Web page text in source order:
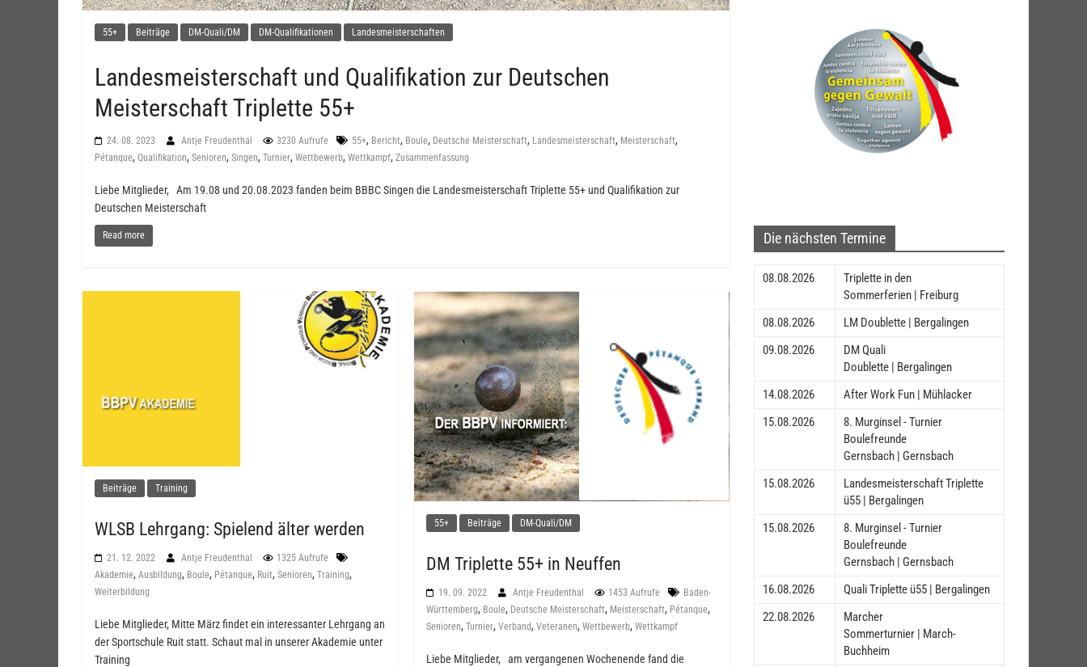
55+ Beiträge DM-Quali/DM DM-Qualifikationen Landesmeisterschaften
Landesmeisterschaft und Qualifikation zur Deutschen
Meisterschaft Triplette 55+
24. 08. 2023 Antje Freudenthal 3230 Aufrufe 55+, Bericht, Boule, Deutsche Meisterschaft, Landesmeisterschaft, Meisterschaft,
Pétanque, Qualifikation, Senioren, Singen, Turnier, Wettbewerb, Wettkampf, Zusammenfassung
Liebe Mitglieder, Am 19.08 und 20.08.2023 fanden beim BBBC Singen die Landesmeisterschaft Triplette 55+ und Qualifikation zur
Deutschen Meisterschaft
Read more
Beiträge Training
WLSB Lehrgang: Spielend älter werden
21. 12. 2022 Antje Freudenthal
1325 Aufrufe
Akademie, Ausbildung, Boule, Pétanque, Ruit, Senioren, Training,
Weiterbildung
Liebe Mitglieder, Mitte März findet ein interessanter Lehrgang an
der Sportschule Ruit statt. Schaut mal in unserer Akademie unter
Training
55+ Beiträge DM-Quali/DM
DM Triplette 55+ in Neuffen
19. 09. 2022 Antje Freudenthal 1453 Aufrufe
Baden-
Württemberg, Boule, Deutsche Meisterschaft, Meisterschaft, Pétanque,
Senioren,Turnier,Verband,Veteranen,Wettbewerb,Wettkampf
Liebe Mitglieder, am vergangenen Wochenende fand die
Die nächsten Termine
08.08.2026
Triplette in den
Sommerferien | Freiburg
08.08.2026
LM Doublette | Bergalingen
09.08.2026
DM Quali
Doublette | Bergalingen
14.08.2026
After Work Fun | Mühlacker
15.08.2026
8. Murginsel - Turnier
Boulefreunde
Gernsbach | Gernsbach
15.08.2026
Landesmeisterschaft Triplette
ü55 | Bergalingen
15.08.2026
8. Murginsel - Turnier
Boulefreunde
Gernsbach | Gernsbach
16.08.2026
Quali Triplette ü55 | Bergalingen
22.08.2026
Marcher
Sommerturnier | March-
Buchheim